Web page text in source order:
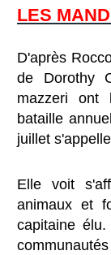
LES
D'après
de Dorothy
mazzeri ont
bataille
juillet
Elle voit
animaux et
capitaine